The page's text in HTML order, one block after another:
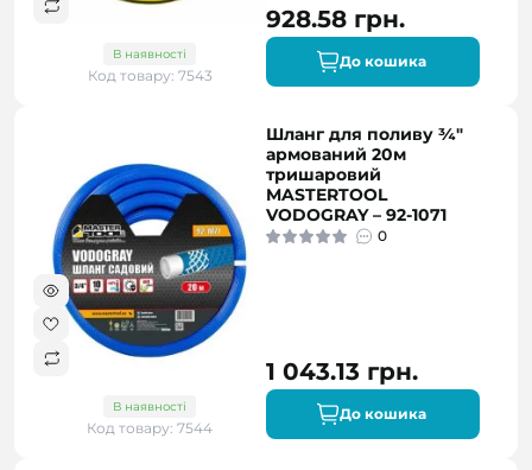
В наявності
Код товару: 7543
928.58 грн.
До кошика
В наявності
Код товару: 7544
Шланг для поливу ¾"
армований 20м
тришаровий
MASTERTOOL
VODOGRAY – 92-1071
0
1 043.13 грн.
До кошика